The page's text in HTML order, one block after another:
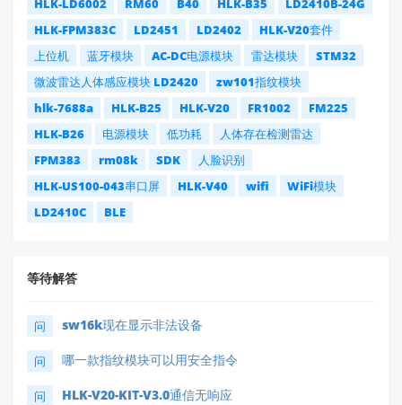
HLK-LD6002
RM60 B40 HLK-B35
LD2410B-24G
HLK-FPM383C
LD2451 LD2402
HLK-V20套件
上位机
蓝牙模块 AC-DC电源模块 雷达模块
STM32
微波雷达人体感应模块 LD2420
zw101指纹模块
hlk-7688a
HLK-B25 HLK-V20 FR1002
FM225
HLK-B26
电源模块 低功耗
人体存在检测雷达
FPM383
rm08k SDK
人脸识别
HLK-US100-043串口屏
HLK-V40 wifi
WiFi模块
LD2410C
BLE
等待解答
问 sw16k现在显示非法设备
问 哪一款指纹模块可以用安全指令
问 HLK-V20-KIT-V3.0通信无响应